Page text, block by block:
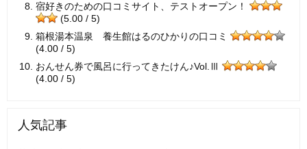
宿好きのための口コミサイト、テストオープン！
(5.00 / 5)
箱根湯本温泉 養生館はるのひかりの口コミ
(4.00 / 5)
おんせん券で風呂に行ってきたけん♪Vol.Ⅲ
(4.00 / 5)
人気記事